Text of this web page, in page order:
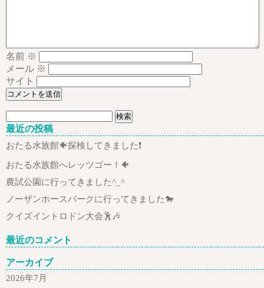
名前 ※
メール ※
サイト
索:
最近の投稿
おたる水族館🐠探検してきました❗
おたる水族館へレッツゴー！🐠
農試公園に行ってきました^_^
ノーザンホースパークに行ってきました🐎
クイズイントロドン大会🕺🎶
最近のコメント
アーカイブ
2026年7月